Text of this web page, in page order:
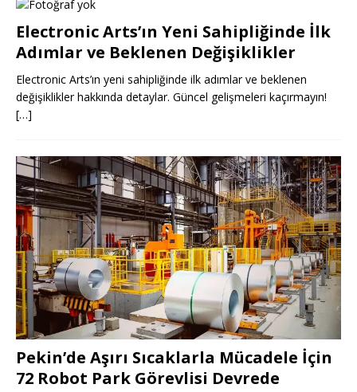
Electronic Arts’ın Yeni Sahipliğinde İlk
Adımlar ve Beklenen Değişiklikler
Electronic Arts’ın yeni sahipliğinde ilk adımlar ve beklenen
değişiklikler hakkında detaylar. Güncel gelişmeleri kaçırmayın!
[…]
Pekin’de Aşırı Sıcaklarla Mücadele İçin
72 Robot Park Görevlisi Devrede